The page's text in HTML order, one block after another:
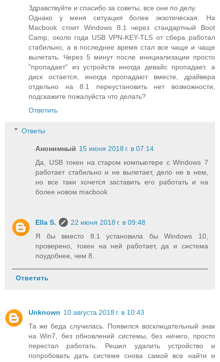
Здравствуйте и спасибо за советы, все они по делу.
Однако у меня ситуация более экзотическая: На
Macbook стоит Windows 8.1 через стандартный Boot
Camp, около года USB VPN-KEY-TLS от сбера работал
стабильно, а в последнее время стал все чаще и чаще
вылетать. Через 5 минут после инициализации просто
"пропадает" из устройств иногда девайс пропадает, а
диск остается, иногда пропадают вместе, драйвера
отдельно на 8.1 переустановить нет возможности,
подскажите пожалуйста что делать?
Ответить
Ответы
Анонимный 15 июня 2018 г. в 07:14
Да, USB токен на старом компьютере с Windows 7
работает стабильно и не вылетает, дело не в нем,
но все таки хочется заставить его работать и на
более новом macbook
Ella S.
22 июня 2018 г. в 09:48
Я бы вместо 8.1 установила бы Windows 10,
проверено, токен на ней работает, да и система
поудобнее, чем 8.
Ответить
Unknown 10 августа 2018 г. в 10:43
Та же беда случилась. Появился восклицательный знак
на Win7, без обновлений системы, без ничего, просто
перестал работать. Решил удалить устройство и
попробовать дать системе снова самой все найти и